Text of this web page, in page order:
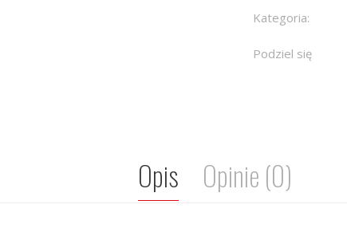
Kategoria:
Podziel się
Opis Opinie (0)